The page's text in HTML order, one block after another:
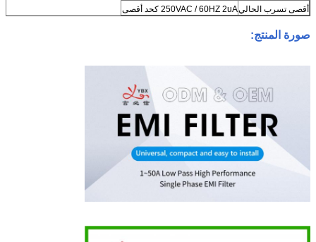
أقصى تسرب الحالي250VAC / 60HZ 2uA كحد أقصى
صورة المنتج: